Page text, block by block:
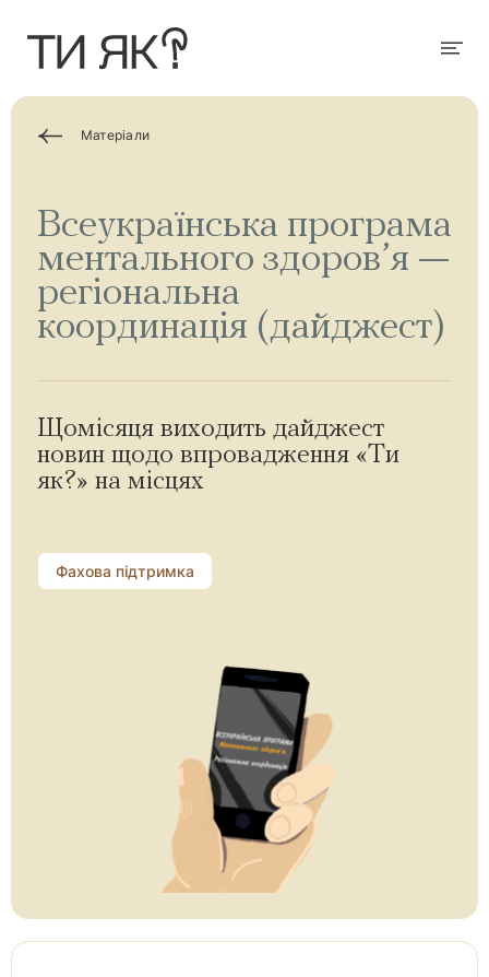
т
и
Матеріали
Всеукраїнська програма
ментального здоров’я —
регіональна
координація (дайджест)
Щомісяця виходить дайджест
новин щодо впровадження «Ти
як?» на місцях
Фахова підтримка